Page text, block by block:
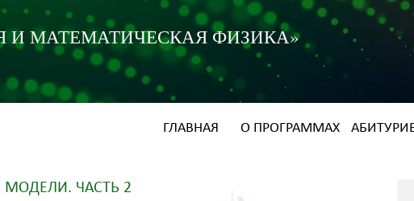
И МАТЕМАТИЧЕСКАЯ ФИЗИКА»
ГЛАВНАЯ О ПРОГРАММАХ
ЧАСТЬ 2